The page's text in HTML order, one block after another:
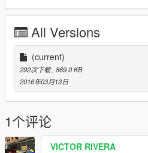
All Versions
(current)
292次下载 , 869.0 KB
2016年03月13日
1个评论
VICTOR RIVERA